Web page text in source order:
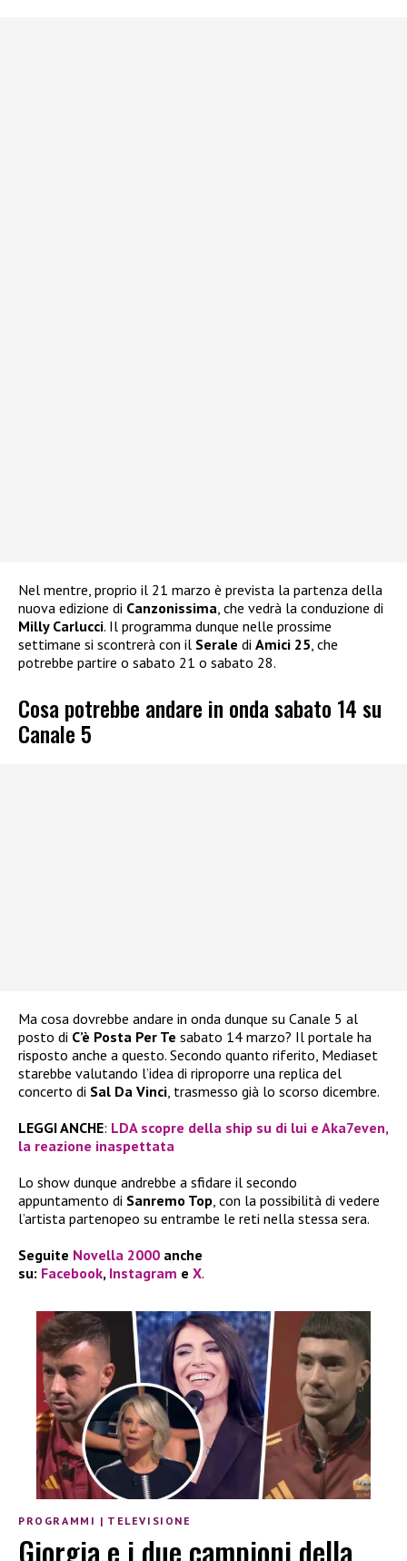
Nel mentre, proprio il 21 marzo è prevista la partenza della
nuova edizione di Canzonissima , che vedrà la conduzione di
Milly Carlucci. Il programma dunque nelle prossime
settimane si scontrerà con il Serale di Amici 25 , che
potrebbe partire o sabato 21 o sabato 28.
Cosa potrebbe andare in onda sabato 14 su
Canale 5
Ma cosa dovrebbe andare in onda dunque su Canale 5 al
posto di C’è Posta Per Te sabato 14 marzo? Il portale ha
risposto anche a questo. Secondo quanto riferito, Mediaset
starebbe valutando l’idea di riproporre una replica del
concerto di Sal Da Vinci , trasmesso già lo scorso dicembre.
LEGGI ANCHE: LDA scopre della ship su di lui e Aka7even,
la reazione inaspettata
Lo show dunque andrebbe a sfidare il secondo
appuntamento di Sanremo Top , con la possibilità di vedere
l’artista partenopeo su entrambe le reti nella stessa sera.
Seguite Novella 2000 anche
su: Facebook, Instagram e X.
PROGRAMMI | TELEVISIONE
Giorgia e i due campioni della